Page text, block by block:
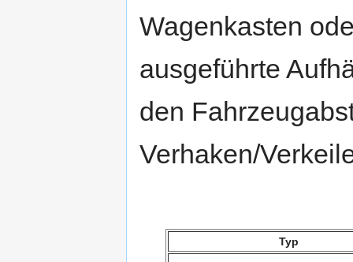
Wagenkasten
ausgeführte
den
Verhaken/
Typ